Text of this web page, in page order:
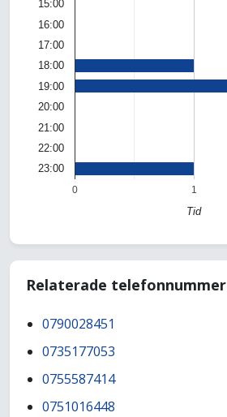
0 1
15:00
16:00
17:00
18:00
19:00
20:00
21:00
22:00
23:00
Tid
Relaterade telefonnummer
0790028451
0735177053
0755587414
0751016448